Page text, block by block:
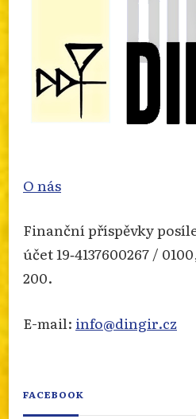
O nás
Finanční příspěvky
účet 19‐4137600267 /
200.
E-mail: info@dingir.cz
FACEBOOK